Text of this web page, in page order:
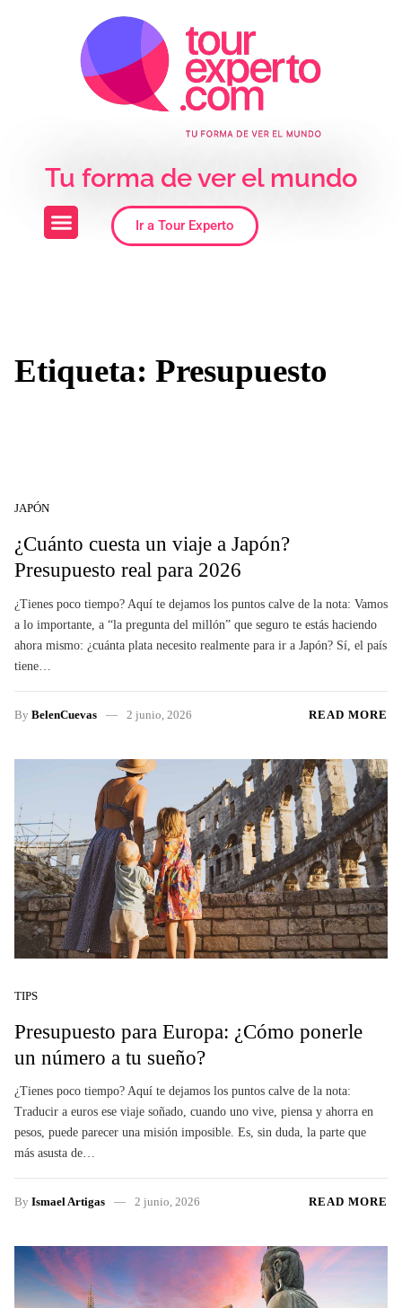
Tu forma de ver el mundo
Ir a Tour Experto
Etiqueta: Presupuesto
JAPÓN
¿Cuánto cuesta un viaje a Japón?
Presupuesto real para 2026
¿Tienes poco tiempo? Aquí te dejamos los puntos calve de la nota: Vamos
a lo importante, a “la pregunta del millón” que seguro te estás haciendo
ahora mismo: ¿cuánta plata necesito realmente para ir a Japón? Sí, el país
tiene…
By BelenCuevas 2 junio, 2026 READ MORE
TIPS
Presupuesto para Europa: ¿Cómo ponerle
un número a tu sueño?
¿Tienes poco tiempo? Aquí te dejamos los puntos calve de la nota:
Traducir a euros ese viaje soñado, cuando uno vive, piensa y ahorra en
pesos, puede parecer una misión imposible. Es, sin duda, la parte que
más asusta de…
By Ismael Artigas 2 junio, 2026 READ MORE